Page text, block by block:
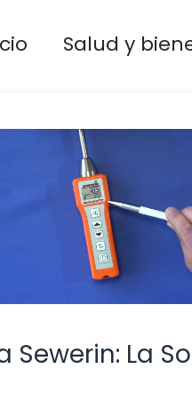
Salud y
La